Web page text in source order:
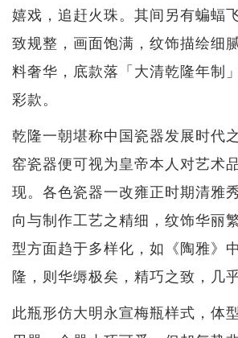
嬉戏，追赶火珠。其间另有蝙蝠
致规整，画面饱满，纹饰描绘细
料奢华，底款落「大清乾隆年制
彩款。
乾隆一朝堪称中国瓷器发展时代
窑瓷器便可视为皇帝本人对艺术
现。各色瓷器一改雍正时期清雅
向与制作工艺之精细，纹饰华丽
型方面趋于多样化，如《陶雅》
隆，则华缛极矣，精巧之致，几
此瓶形仿大明永宣梅瓶样式，体